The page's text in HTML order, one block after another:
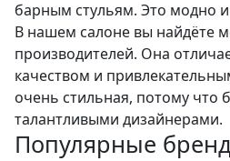
барным стульям. Это модно
В нашем салоне вы найдёте
производителей. Она
качеством и
очень стильная, потому что
талантливыми дизайнерами.
Популярные